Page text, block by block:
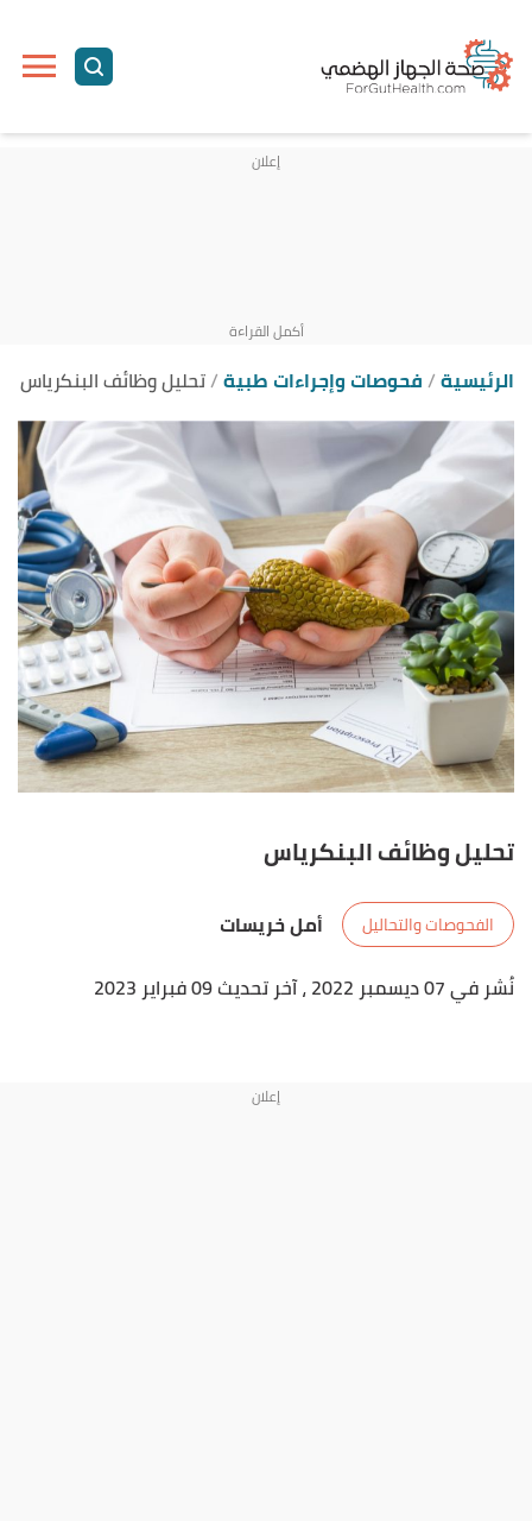
الرئيسية فحوصات وإجراءات طبية تحليل وظائف البنكرياس
تحليل وظائف البنكرياس
الفحوصات والتحاليل
أمل خريسات
نُشر في 07 ديسمبر 2022
، آخر تحديث 09 فبراير 2023